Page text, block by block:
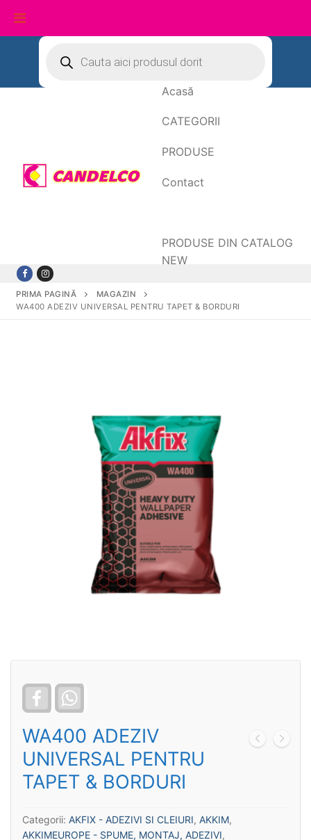
conținut
search
Acasă
CATEGORII
PRODUSE
Contact
PRODUSE DIN CATALOG
NEW
PRIMA PAGINĂ
MAGAZIN
WA400 ADEZIV UNIVERSAL PENTRU TAPET & BORDURI
Facebook
WA400 ADEZIV
UNIVERSAL PENTRU
TAPET & BORDURI
Categorii: AKFIX - ADEZIVI SI CLEIURI, AKKIM,
AKKIMEUROPE - SPUME, MONTAJ, ADEZIVI,